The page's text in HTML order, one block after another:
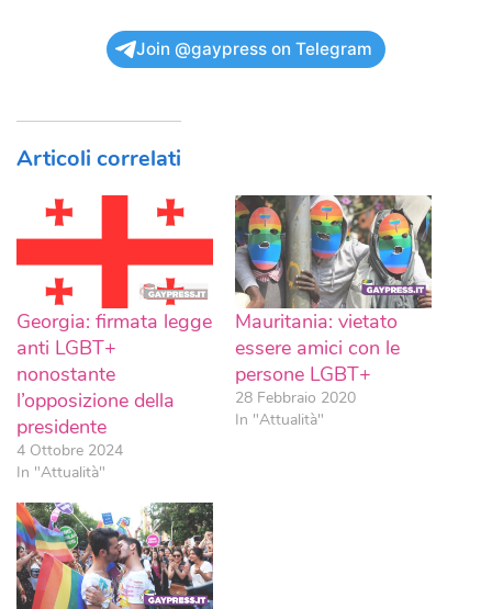
Join @gaypress on Telegram
Articoli correlati
Georgia: firmata legge
anti LGBT+
nonostante
l’opposizione della
presidente
4 Ottobre 2024
In "Attualità"
Mauritania: vietato
essere amici con le
persone LGBT+
28 Febbraio 2020
In "Attualità"